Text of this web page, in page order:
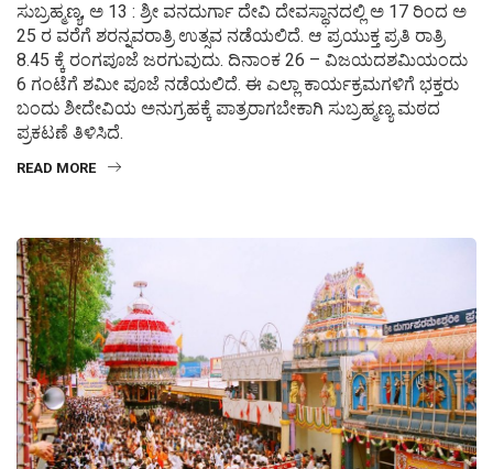
ಸುಬ್ರಹ್ಮಣ್ಯ, ಅ 13 : ಶ್ರೀ ವನದುರ್ಗಾ ದೇವಿ ದೇವಸ್ಥಾನದಲ್ಲಿ ಅ 17 ರಿಂದ ಅ
25 ರ ವರೆಗೆ ಶರನ್ನವರಾತ್ರಿ ಉತ್ಸವ ನಡೆಯಲಿದೆ. ಆ ಪ್ರಯುಕ್ತ ಪ್ರತಿ ರಾತ್ರಿ
8.45 ಕ್ಕೆ ರಂಗಪೂಜೆ ಜರಗುವುದು. ದಿನಾಂಕ 26 – ವಿಜಯದಶಮಿಯಂದು
6 ಗಂಟೆಗೆ ಶಮೀ ಪೂಜೆ ನಡೆಯಲಿದೆ. ಈ ಎಲ್ಲಾ ಕಾರ್ಯಕ್ರಮಗಳಿಗೆ ಭಕ್ತರು
ಬಂದು ಶೀದೇವಿಯ ಅನುಗ್ರಹಕ್ಕೆ ಪಾತ್ರರಾಗಬೇಕಾಗಿ ಸುಬ್ರಹ್ಮಣ್ಯ ಮಠದ
ಪ್ರಕಟಣೆ ತಿಳಿಸಿದೆ.
READ MORE